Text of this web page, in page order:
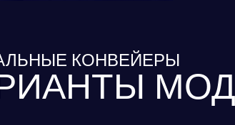
КОНВЕЙЕРЫ